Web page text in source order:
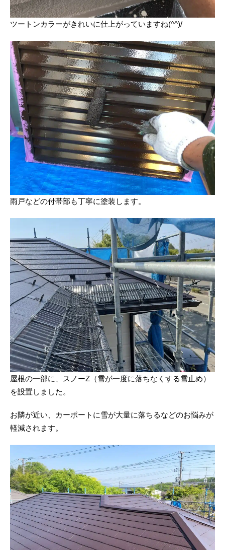
ツートンカラーがきれいに仕上がっていますね(^^)/
雨戸などの付帯部も丁寧に塗装します。
屋根の一部に、スノーZ（雪が一度に落ちなくする雪止め）
を設置しました。
お隣が近い、カーポートに雪が大量に落ちるなどのお悩みが
軽減されます。